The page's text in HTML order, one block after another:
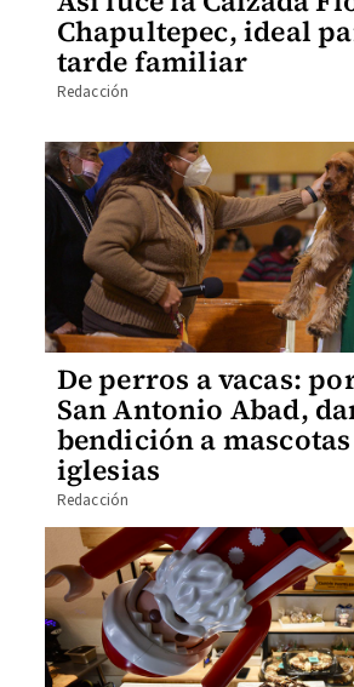
Chapultepec, ideal
tarde familiar
Redacción
De perros a vacas:
San Antonio Abad,
bendición a
iglesias
Redacción